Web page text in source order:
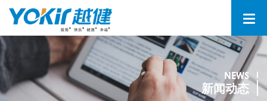
NEWS
新闻动态